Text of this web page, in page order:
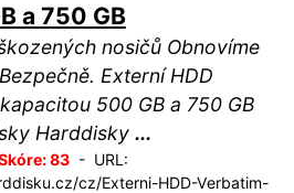
a 750 GB
nosičů Obnovíme
Externí HDD
500 GB a 750 GB
Harddisky ...
83- URL:
cz/Externi-HDD-Verbatim-